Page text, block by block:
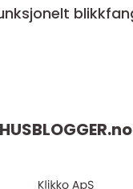
HUSBLOGGER.no